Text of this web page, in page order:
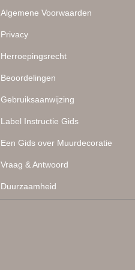
Algemene Voorwaarden
Privacy
Herroepingsrecht
Beoordelingen
Gebruiksaanwijzing
Label Instructie Gids
Een Gids over Muurdecoratie
Vraag & Antwoord
Duurzaamheid